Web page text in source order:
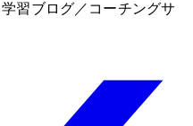
習ブログ／コーチングサ